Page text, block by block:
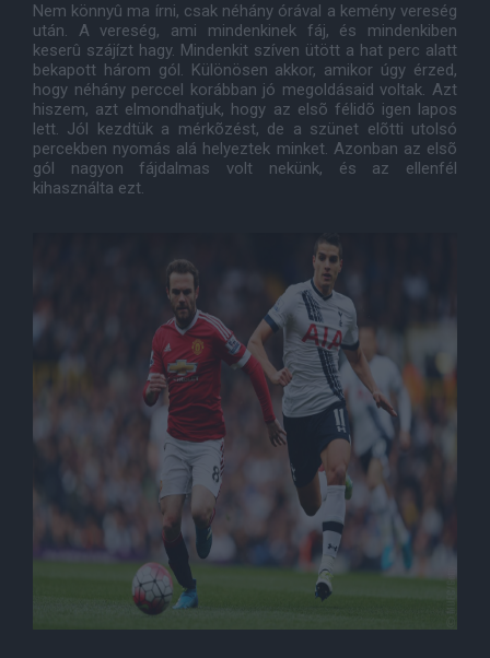
Nem könnyû ma írni, csak néhány órával a kemény vereség
után. A vereség, ami mindenkinek fáj, és mindenkiben
keserû szájízt hagy. Mindenkit szíven ütött a hat perc alatt
bekapott három gól. Különösen akkor, amikor úgy érzed,
hogy néhány perccel korábban jó megoldásaid voltak. Azt
hiszem, azt elmondhatjuk, hogy az elsõ félidõ igen lapos
lett. Jól kezdtük a mérkõzést, de a szünet elõtti utolsó
percekben nyomás alá helyeztek minket. Azonban az elsõ
gól nagyon fájdalmas volt nekünk, és az ellenfél
kihasználta ezt.